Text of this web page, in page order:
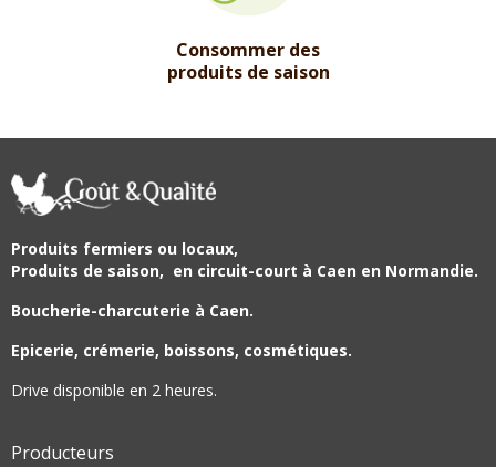
Consommer des
produits de saison
Produits fermiers ou locaux,
Produits de saison, en circuit-court à Caen en Normandie.
Boucherie-charcuterie à Caen.
Epicerie, crémerie, boissons, cosmétiques.
Drive disponible en 2 heures.
Producteurs